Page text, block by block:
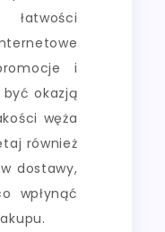
i
okazją
węża
również
dostawy,
wpłynąć